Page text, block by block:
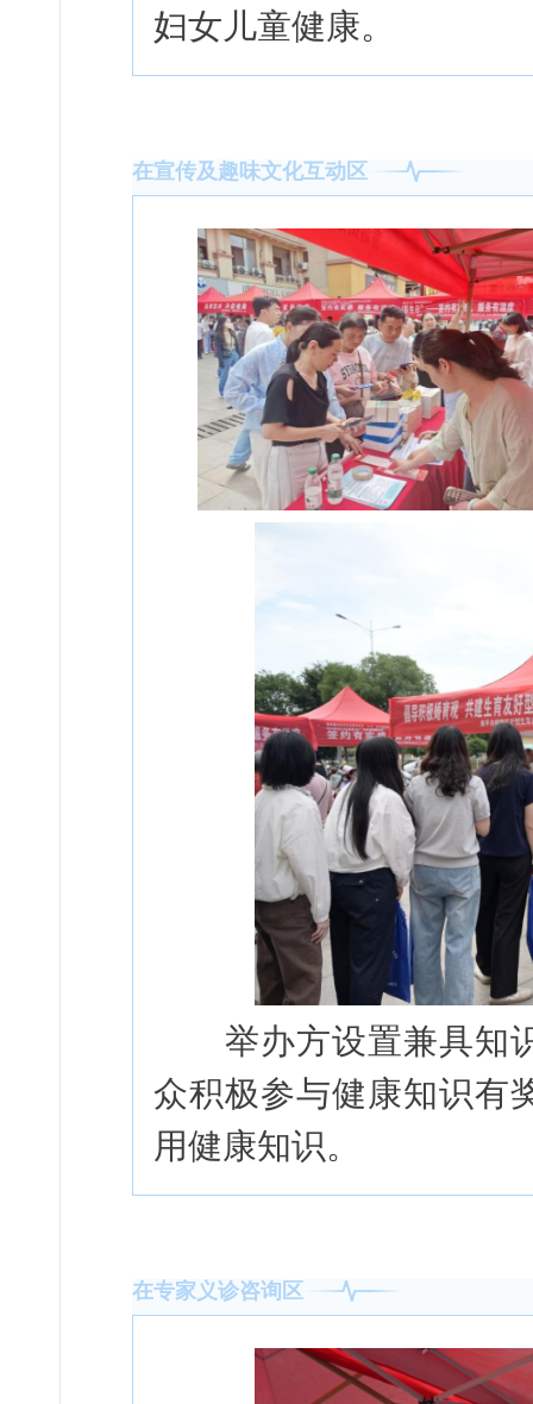
妇女儿童健康。
在宣传及趣味文化互动区
举办方设置兼具知识
众积极参与健康知识有
用健康知识。
在专家义诊咨询区